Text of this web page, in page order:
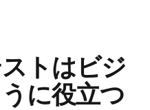
トはビジ
に役立つ